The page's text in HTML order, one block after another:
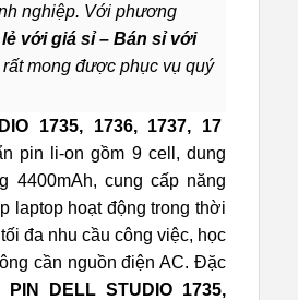
nghiệp. Với phương
lẻ với giá sỉ – Bán sỉ với
rất mong được phục vụ quý
1735, 1736, 1737, 17
pin li-on gồm 9 cell, dung
4400mAh, cung cấp năng
laptop hoạt động trong thời
đa nhu cầu công việc, học
cần nguồn điện AC. Đặc
PIN DELL STUDIO 1735,